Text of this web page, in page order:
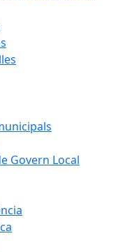
Govern Local